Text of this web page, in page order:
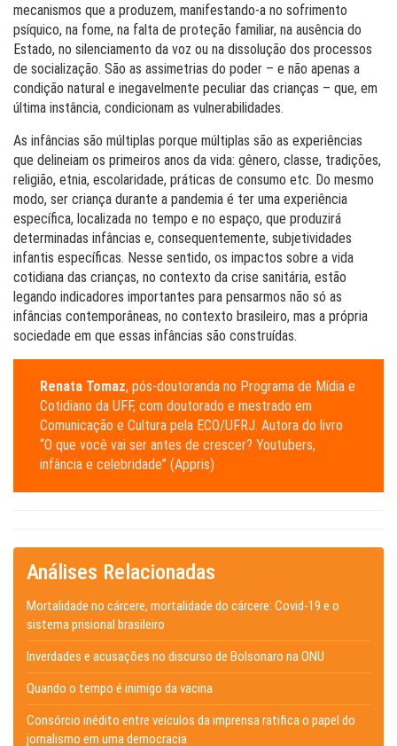
mecanismos que a produzem, manifestando-a no sofrimento
psíquico, na fome, na falta de proteção familiar, na ausência do
Estado, no silenciamento da voz ou na dissolução dos processos
de socialização. São as assimetrias do poder – e não apenas a
condição natural e inegavelmente peculiar das crianças – que, em
última instância, condicionam as vulnerabilidades.
As infâncias são múltiplas porque múltiplas são as experiências
que delineiam os primeiros anos da vida: gênero, classe, tradições,
religião, etnia, escolaridade, práticas de consumo etc. Do mesmo
modo, ser criança durante a pandemia é ter uma experiência
específica, localizada no tempo e no espaço, que produzirá
determinadas infâncias e, consequentemente, subjetividades
infantis específicas. Nesse sentido, os impactos sobre a vida
cotidiana das crianças, no contexto da crise sanitária, estão
legando indicadores importantes para pensarmos não só as
infâncias contemporâneas, no contexto brasileiro, mas a própria
sociedade em que essas infâncias são construídas.
Renata Tomaz, pós-doutoranda no Programa de Mídia e
Cotidiano da UFF, com doutorado e mestrado em
Comunicação e Cultura pela ECO/UFRJ. Autora do livro
“O que você vai ser antes de crescer? Youtubers,
infância e celebridade” (Appris)
Análises Relacionadas
Mortalidade no cárcere, mortalidade do cárcere: Covid-19 e o
sistema prisional brasileiro
Inverdades e acusações no discurso de Bolsonaro na ONU
Quando o tempo é inimigo da vacina
Consórcio inédito entre veículos da imprensa ratifica o papel do
jornalismo em uma democracia